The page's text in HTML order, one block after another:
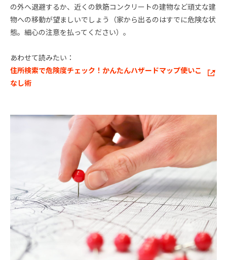
の外へ退避するか、近くの鉄筋コンクリートの建物など頑丈な建
物への移動が望ましいでしょう（家から出るのはすでに危険な状
態。細心の注意を払ってください）。
あわせて読みたい：
住所検索で危険度チェック！かんたんハザードマップ使いこ
なし術